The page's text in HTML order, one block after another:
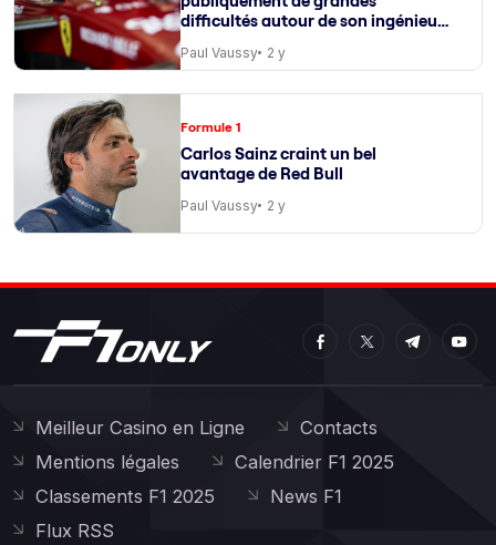
difficultés autour de son ingénieur
Paul Vaussy 2 y
Formule 1
Carlos Sainz craint un bel
avantage de Red Bull
Paul Vaussy 2 y
Meilleur Casino en Ligne
Contacts
Mentions légales
Calendrier F1 2025
Classements F1 2025
News F1
Flux RSS